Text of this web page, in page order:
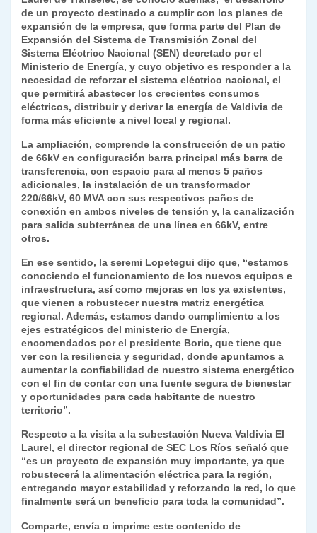
de un proyecto destinado a cumplir con los planes de
expansión de la empresa, que forma parte del Plan de
Expansión del Sistema de Transmisión Zonal del
Sistema Eléctrico Nacional (SEN) decretado por el
Ministerio de Energía, y cuyo objetivo es responder a la
necesidad de reforzar el sistema eléctrico nacional, el
que permitirá abastecer los crecientes consumos
eléctricos, distribuir y derivar la energía de Valdivia de
forma más eficiente a nivel local y regional.
La ampliación, comprende la construcción de un patio
de 66kV en configuración barra principal más barra de
transferencia, con espacio para al menos 5 paños
adicionales, la instalación de un transformador
220/66kV, 60 MVA con sus respectivos paños de
conexión en ambos niveles de tensión y, la canalización
para salida subterránea de una línea en 66kV, entre
otros.
En ese sentido, la seremi Lopetegui dijo que, “estamos
conociendo el funcionamiento de los nuevos equipos e
infraestructura, así como mejoras en los ya existentes,
que vienen a robustecer nuestra matriz energética
regional. Además, estamos dando cumplimiento a los
ejes estratégicos del ministerio de Energía,
encomendados por el presidente Boric, que tiene que
ver con la resiliencia y seguridad, donde apuntamos a
aumentar la confiabilidad de nuestro sistema energético
con el fin de contar con una fuente segura de bienestar
y oportunidades para cada habitante de nuestro
territorio”.
Respecto a la visita a la subestación Nueva Valdivia El
Laurel, el director regional de SEC Los Ríos señaló que
“es un proyecto de expansión muy importante, ya que
robustecerá la alimentación eléctrica para la región,
entregando mayor estabilidad y reforzando la red, lo que
finalmente será un beneficio para toda la comunidad”.
Comparte, envía o imprime este contenido de